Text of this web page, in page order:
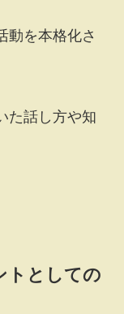
動を本格化さ
た話し方や知
トとしての